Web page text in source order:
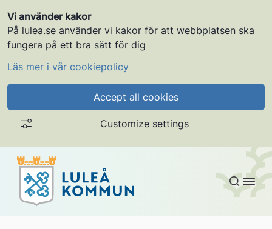
Vi använder kakor
På lulea.se använder vi kakor för att webbplatsen ska
fungera på ett bra sätt för dig
Läs mer i vår cookiepolicy
Accept all cookies
Customize settings
Gå till innehållet